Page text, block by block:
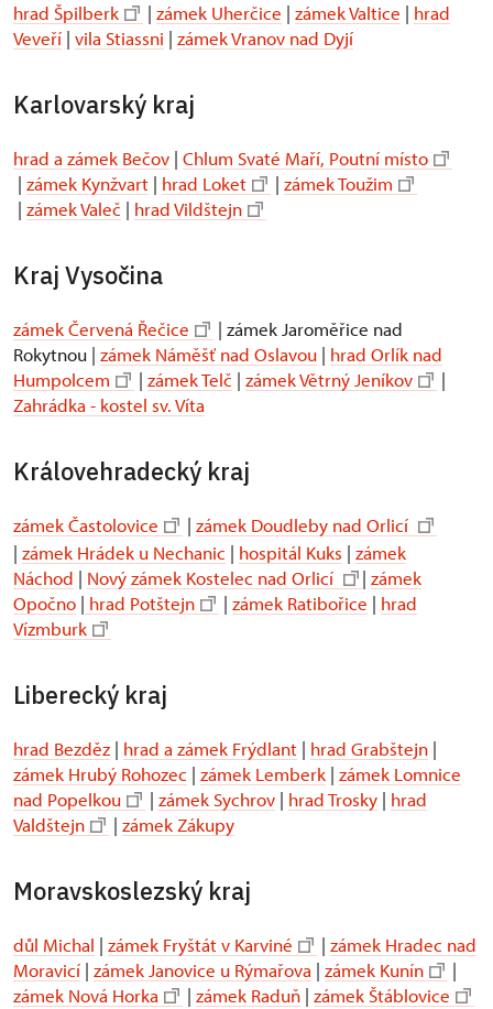
hrad Špilberk | zámek Uherčice | zámek Valtice | hrad
Veveří | vila Stiassni | zámek Vranov nad Dyjí
Karlovarský kraj
hrad a zámek Bečov | Chlum Svaté Maří, Poutní místo
| zámek Kynžvart | hrad Loket | zámek Toužim
| zámek Valeč | hrad Vildštejn
Kraj Vysočina
zámek Červená Řečice
| zámek Jaroměřice nad
Rokytnou | zámek Náměšť nad Oslavou | hrad Orlík nad
Humpolcem
| zámek Telč | zámek Větrný Jeníkov
|
Zahrádka - kostel sv. Víta
Královehradecký kraj
zámek Častolovice | zámek Doudleby nad Orlicí
| zámek Hrádek u Nechanic | hospitál Kuks | zámek
Náchod | Nový zámek Kostelec nad Orlicí | zámek
Opočno | hrad Potštejn | zámek Ratibořice | hrad
Vízmburk
Liberecký kraj
hrad Bezděz | hrad a zámek Frýdlant | hrad Grabštejn |
zámek Hrubý Rohozec | zámek Lemberk | zámek Lomnice
nad Popelkou
| zámek Sychrov | hrad Trosky | hrad
Valdštejn
| zámek Zákupy
Moravskoslezský kraj
důl Michal | zámek Fryštát v Karviné | zámek Hradec nad
Moravicí | zámek Janovice u Rýmařova | zámek Kunín
|
zámek Nová Horka
| zámek Raduň | zámek Štáblovice